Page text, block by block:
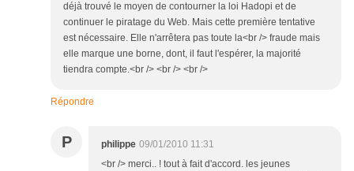
déjà trouvé le moyen de contourner la loi Hadopi et de
continuer le piratage du Web. Mais cette première tentative
est nécessaire. Elle n'arrêtera pas toute la<br /> fraude mais
elle marque une borne, dont, il faut l'espérer, la majorité
tiendra compte.<br /> <br /> <br />
Répondre
P philippe 09/01/2010 11:31
<br /> merci.. ! tout à fait d'accord. les jeunes